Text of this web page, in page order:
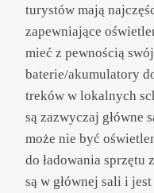
turystów mają
zapewniające
mieć z pewnością
baterie/akumulatory
treków w lokalnych
są zazwyczaj główne
może nie być
do ładowania sprzętu
są w głównej sali i